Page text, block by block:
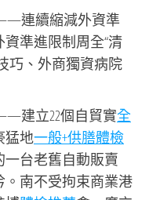
連續縮減外資準
準進限制周全“清
巧、外商獨資病院
建立22個自貿實全
猛地一般+供膳體檢
台老舊自動販賣
南不受拘束商業港